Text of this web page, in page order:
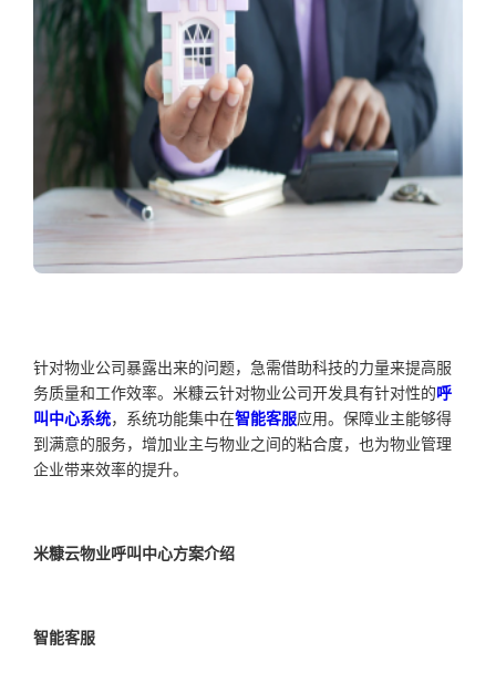
针对物业公司暴露出来的问题，急需借助科技的力量来提高服
务质量和工作效率。米糠云针对物业公司开发具有针对性的 呼
叫中心系统，系统功能集中在智能客服应用。保障业主能够得
到满意的服务，增加业主与物业之间的粘合度，也为物业管理
企业带来效率的提升。
米糠云物业呼叫中心方案介绍
智能客服